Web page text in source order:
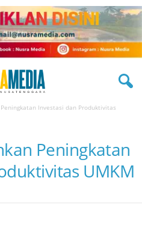
Peningkatan Investasi dan Produktivitas
Peningkatan
UMKM